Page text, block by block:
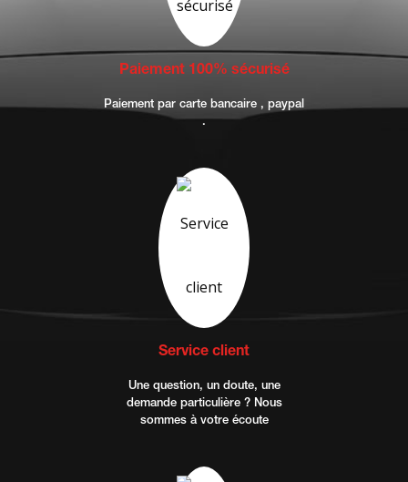
Paiement 100% sécurisé
Paiement par carte bancaire , paypal
.
Service client
Une question, un doute, une
demande particulière ? Nous
sommes à votre écoute